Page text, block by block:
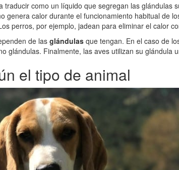
traducir como un líquido que segregan las glándulas
genera calor durante el funcionamiento habitual de
perros, por ejemplo, jadean para eliminar el calor
de las glándulas que tengan. En el caso de
glándulas. Finalmente, las aves utilizan su
el tipo de animal